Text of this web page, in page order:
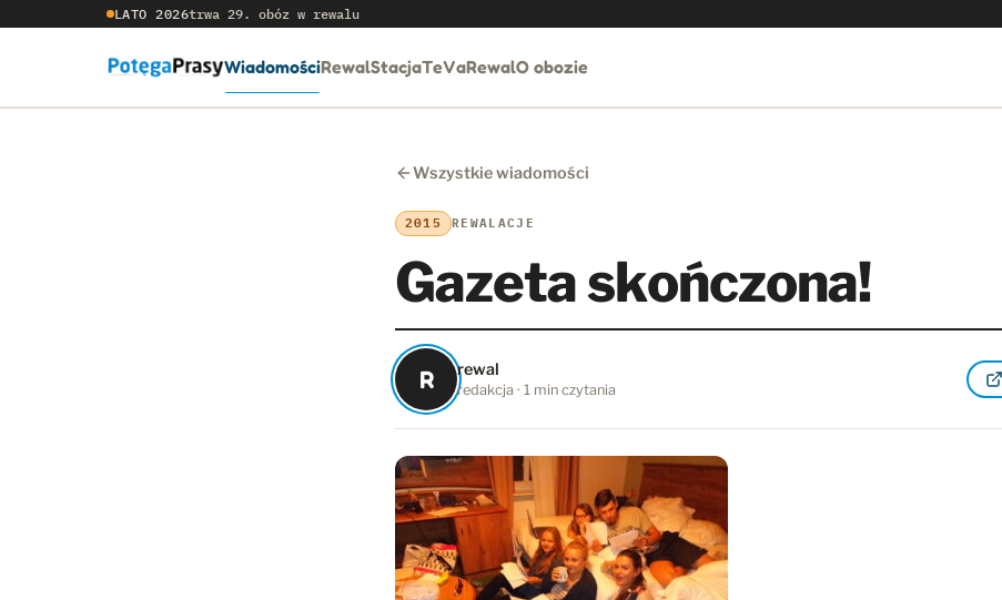
LATO 2026trwa 29. obóz w rewalu
WiadomościRewalStacjaTeVaRewalO obozie
Wszystkie wiadomości
2015 REWALACJE
Gazeta skończona!
R rewal
redakcja · 1 min czytania